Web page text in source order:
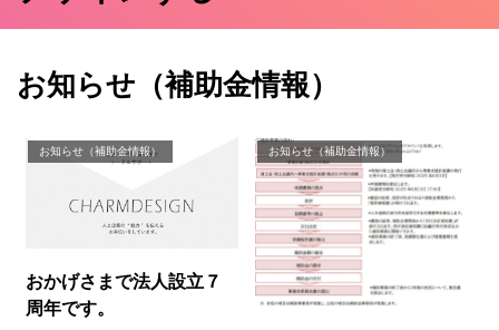
お知らせ（補助金情報）
お知らせ（補助金情報）
おかげさまで法人設立７
周年です。
お知らせ（補助金情報）